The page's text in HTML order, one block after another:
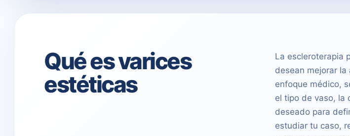
Qué es varices
estéticas
La escleroterapia
desean mejorar la
enfoque médico,
el tipo de vaso, la
deseado para
estudiar tu caso,